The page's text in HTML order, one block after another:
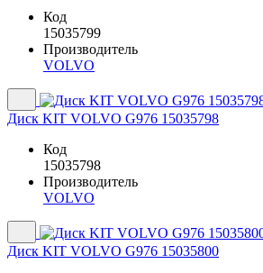
Код
15035799
Производитель
VOLVO
Диск KIT VOLVO G976 15035798
Код
15035798
Производитель
VOLVO
Диск KIT VOLVO G976 15035800